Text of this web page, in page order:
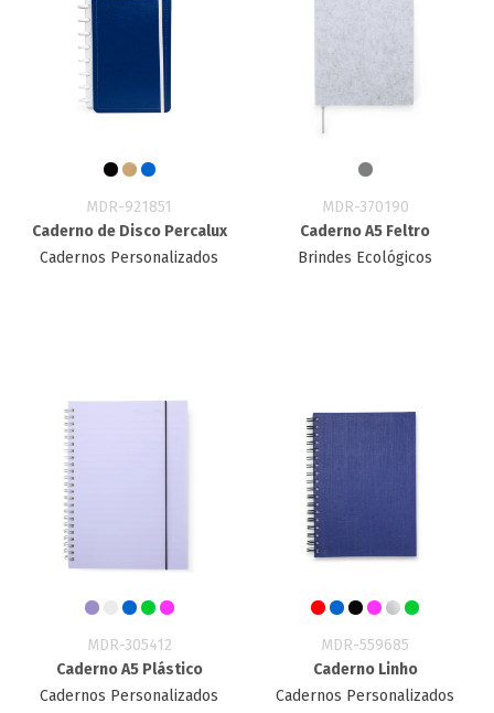
MDR-921851
Caderno de Disco Percalux
Cadernos Personalizados
MDR-370190
Caderno A5 Feltro
Brindes Ecológicos
MDR-305412
Caderno A5 Plástico
Cadernos Personalizados
MDR-559685
Caderno Linho
Cadernos Personalizados